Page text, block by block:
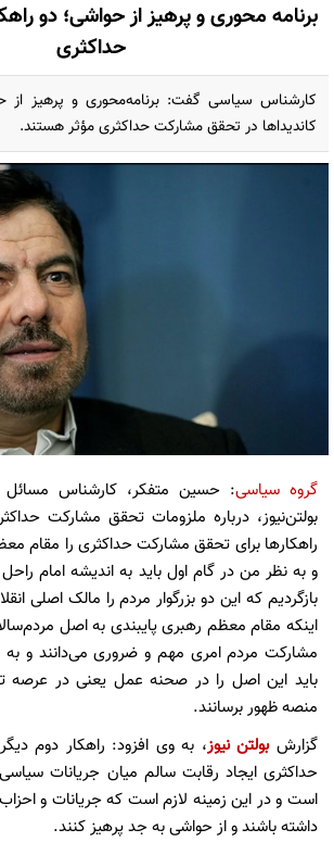
برنامه محوری و پرهیز از حواشی؛ دو
حداکثری
کارشناس سیاسی گفت: برنامه‌محوری و پرهیز
کاندیداها در تحقق مشارکت حداکثری مؤثر هستند.
گروه سیاسی: حسین متفکر، کارشناس مسائل
بولتن‌نیوز، درباره ملزومات تحقق مشارکت
راهکارها برای تحقق مشارکت حداکثری را مقام
و به نظر من در گام اول باید به اندیشه امام
بازگردیم که این دو بزرگوار مردم را مالک اصلی
اینکه مقام معظم رهبری پایبندی به اصل
مشارکت مردم امری مهم و ضروری می‌دانند و به
باید این اصل را در صحنه عمل یعنی در عرصه
منصه ظهور برسانند.
گزارشبولتن نیوز، به وی افزود: راهکار دوم
حداکثری ایجاد رقابت سالم میان جریانات سیاسی
است و در این زمینه لازم است که جریانات و احزاب
داشته باشند و از حواشی به جد پرهیز کنند.